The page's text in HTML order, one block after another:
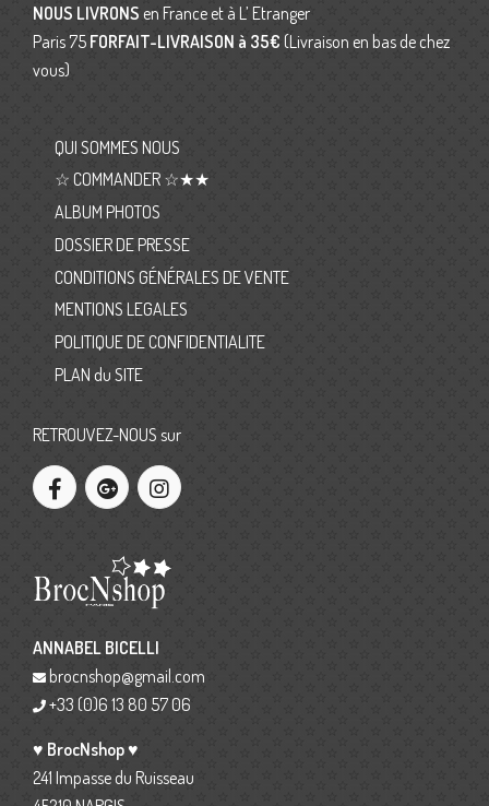
NOUS LIVRONS en France et à L’ Etranger
Paris 75 FORFAIT-LIVRAISON à 35€ (Livraison en bas de chez
vous)
QUI SOMMES NOUS
☆ COMMANDER ☆★★
ALBUM PHOTOS
DOSSIER DE PRESSE
CONDITIONS GÉNÉRALES DE VENTE
MENTIONS LEGALES
POLITIQUE DE CONFIDENTIALITE
PLAN du SITE
RETROUVEZ-NOUS sur
ANNABEL BICELLI
brocnshop@gmail.com
+33 (0)6 13 80 57 06
♥ BrocNshop ♥
241 Impasse du Ruisseau